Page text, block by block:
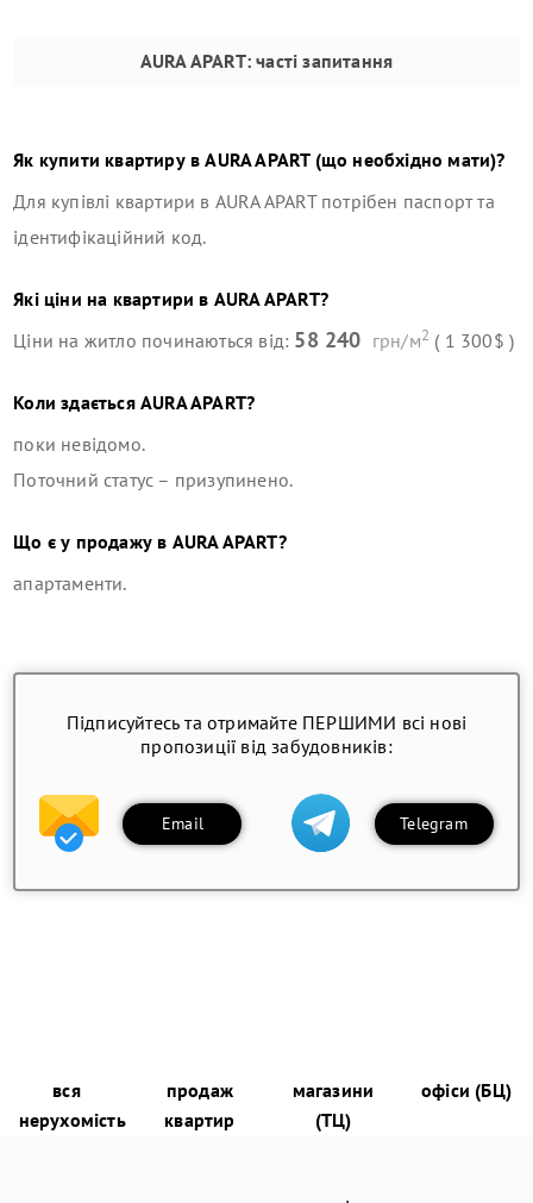
AURA APART: часті запитання
Як купити квартиру вAURA APART(що необхідно мати)?
Для купівлі квартири в AURA APARTпотрібен паспорт та
ідентифікаційний код.
Які ціни на квартири в AURA APART?
Ціни на житло починаються від: 58 240 грн/м2 ( 1 300$ )
Коли здаєтьсяAURA APART?
поки невідомо.
Поточний статус – призупинено.
Що є у продажу в AURA APART?
апартаменти.
Підписуйтесь та отримайте ПЕРШИМИ всі нові
пропозиції від забудовників:
Email Telegram
вся
нерухомість
продаж
квартир
магазини
(ТЦ)
офіси (БЦ)